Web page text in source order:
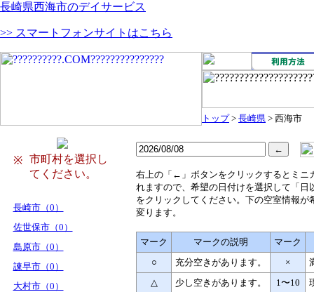
長崎県西海市のデイサービス
>> スマートフォンサイトはこちら
トップ> 長崎県 > 西海市
※
市町村を選択し
てください。
長崎市（0）
佐世保市（0）
島原市（0）
諫早市（0）
大村市（0）
右上の「←」ボタンをクリックするとミニ
れますので、希望の日付けを選択して「日
をクリックしてください。下の空室情報が
変ります。
マーク マークの説明
マーク
○
充分空きがあります。 ×
△
少し空きがあります。 1〜10